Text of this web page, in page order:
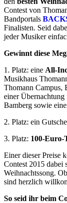
Contest von
Bandportals
Finalisten. Seid
jeder Musiker
Gewinnt diese
1. Platz: eine All-
Musikhaus
Thomann Campus,
einer
Bamberg sowie
2. Platz: ein
3. Platz: 100-Euro-
Einer dieser Preise
Contest 2015 dabei
Weihnachtssong.
sind herzlich
So seid ihr beim